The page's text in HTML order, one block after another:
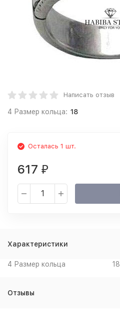
Написать отзыв
4 Размер кольца: 18
Осталась 1 шт.
617 ₽
Характеристики
4 Размер кольца 18
Отзывы